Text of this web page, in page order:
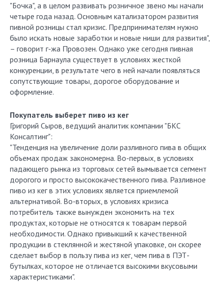
"Бочка", а в целом развивать розничное звено мы начали
четыре года назад. Основным катализатором развития
пивной розницы стал кризис. Предпринимателям нужно
было искать новые заработки и новые ниши для развития",
– говорит г-жа Провозен. Однако уже сегодня пивная
розница Барнаула существует в условиях жесткой
конкуренции, в результате чего в ней начали появляться
сопутствующие товары, дорогое оборудование и
оформление.
Покупатель выберет пиво из кег
Григорий Сыров, ведущий аналитик компании "БКС
Консалтинг":
"Тенденция на увеличение доли разливного пива в общих
объемах продаж закономерна. Во-первых, в условиях
падающего рынка из торговых сетей вымывается сегмент
дорогого и просто высококачественного пива. Разливное
пиво из кег в этих условиях является приемлемой
альтернативой. Во-вторых, в условиях кризиса
потребитель также вынужден экономить на тех
продуктах, которые не относятся к товарам первой
необходимости. Однако привыкший к качественной
продукции в стеклянной и жестяной упаковке, он скорее
сделает выбор в пользу пива из кег, чем пива в ПЭТ-
бутылках, которое не отличается высокими вкусовыми
характеристиками".